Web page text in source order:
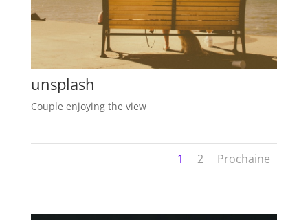
unsplash
Couple enjoying the view
1 2 Prochaine